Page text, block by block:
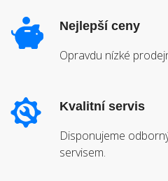
Nejlepší ceny
Opravdu nízké
Kvalitní servis
Disponujeme
servisem.